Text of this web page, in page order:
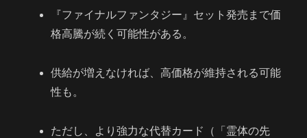
『ファイナルファンタジー』セット発売まで価
格高騰が続く可能性がある。
供給が増えなければ、高価格が維持される可能
性も。
ただし、より強力な代替カード（「霊体の先